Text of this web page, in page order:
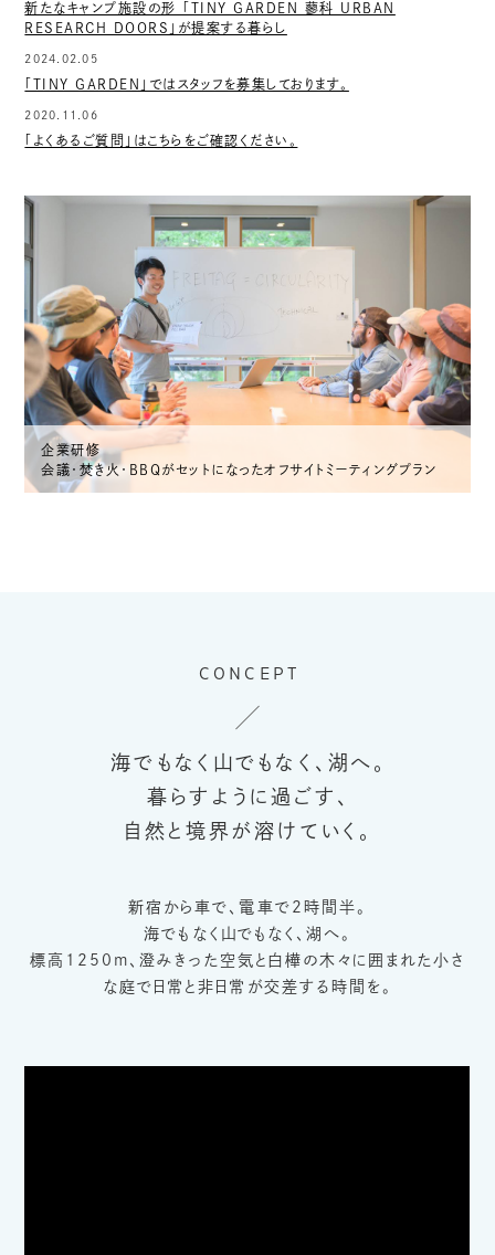
新たなキャンプ施設の形 「TINY GARDEN 蓼科 URBAN
RESEARCH DOORS」が提案する暮らし
2024.02.05
「TINY GARDEN」ではスタッフを募集しております。
2020.11.06
「よくあるご質問」はこちらをご確認ください。
企業研修
会議・焚き火・BBQがセットになったオフサイトミーティングプラン
CONCEPT
海でもなく山でもなく、湖へ。
暮らすように過ごす、
自然と境界が溶けていく。
新宿から車で、電車で2時間半。
海でもなく山でもなく、湖へ。
標高1250m、澄みきった空気と白樺の木々に囲まれた小さ
な庭で 日常と非日常が交差する時間を。